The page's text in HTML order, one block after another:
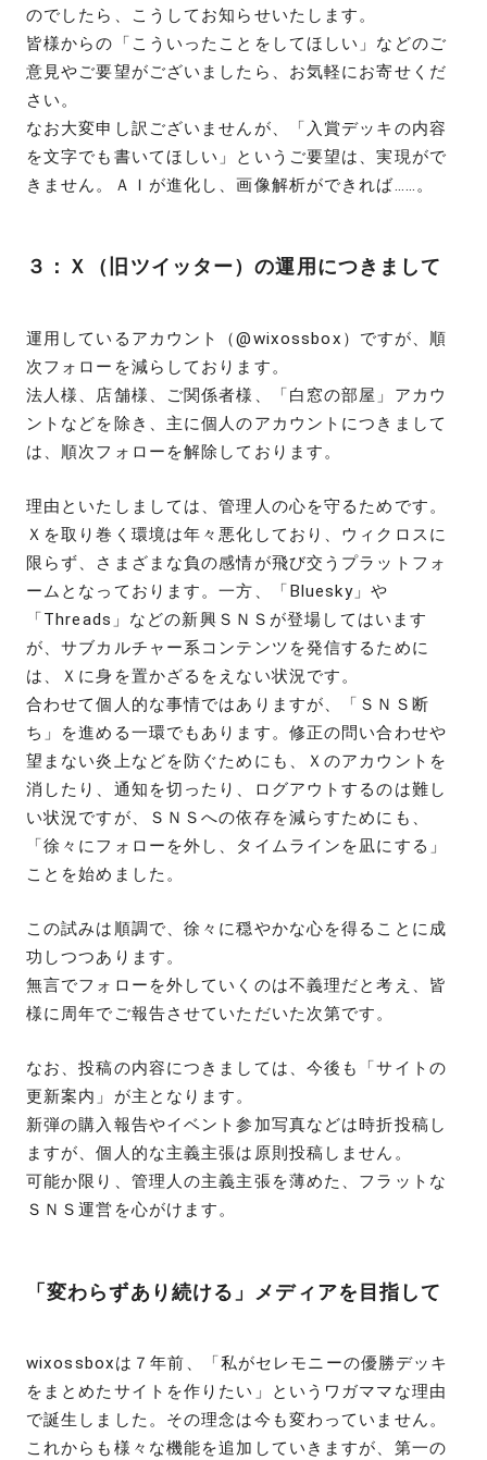
のでしたら、こうしてお知らせいたします。
皆様からの「こういったことをしてほしい」などのご
意見やご要望がございましたら、お気軽にお寄せくだ
さい。
なお大変申し訳ございませんが、「入賞デッキの内容
を文字でも書いてほしい」というご要望は、実現がで
きません。ＡＩが進化し、画像解析ができれば……。
３：Ｘ（旧ツイッター）の運用につきまして
運用しているアカウント（@wixossbox）ですが、順
次フォローを減らしております。
法人様、店舗様、ご関係者様、「白窓の部屋」アカウ
ントなどを除き、主に個人のアカウントにつきまして
は、順次フォローを解除しております。
理由といたしましては、管理人の心を守るためです。
Ｘを取り巻く環境は年々悪化しており、ウィクロスに
限らず、さまざまな負の感情が飛び交うプラットフォ
ームとなっております。一方、「Bluesky」や
「Threads」などの新興ＳＮＳが登場してはいます
が、サブカルチャー系コンテンツを発信するために
は、Ｘに身を置かざるをえない状況です。
合わせて個人的な事情ではありますが、「ＳＮＳ断
ち」を進める一環でもあります。修正の問い合わせや
望まない炎上などを防ぐためにも、Ｘのアカウントを
消したり、通知を切ったり、ログアウトするのは難し
い状況ですが、ＳＮＳへの依存を減らすためにも、
「徐々にフォローを外し、タイムラインを凪にする」
ことを始めました。
この試みは順調で、徐々に穏やかな心を得ることに成
功しつつあります。
無言でフォローを外していくのは不義理だと考え、皆
様に周年でご報告させていただいた次第です。
なお、投稿の内容につきましては、今後も「サイトの
更新案内」が主となります。
新弾の購入報告やイベント参加写真などは時折投稿し
ますが、個人的な主義主張は原則投稿しません。
可能か限り、管理人の主義主張を薄めた、フラットな
ＳＮＳ運営を心がけます。
「変わらずあり続ける」メディアを目指して
wixossboxは７年前、「私がセレモニーの優勝デッキ
をまとめたサイトを作りたい」というワガママな理由
で誕生しました。その理念は今も変わっていません。
これからも様々な機能を追加していきますが、第一の